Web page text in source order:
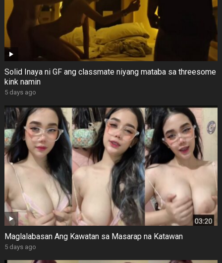
Solid Inaya ni GF ang classmate niyang mataba sa threesome
kink namin
5 days ago
Maglalabasan Ang Kawatan sa Masarap na Katawan
5 days ago